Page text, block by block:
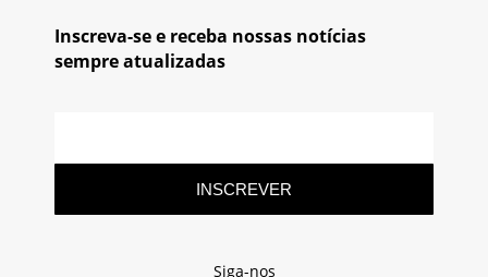
Inscreva-se e receba nossas notícias
sempre atualizadas
INSCREVER
Siga-nos